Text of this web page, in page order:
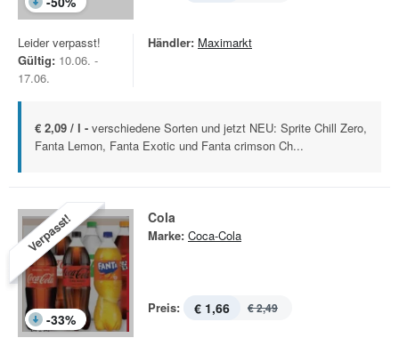
Leider verpasst!
Gültig: 10.06. -
17.06.
Händler: Maximarkt
€ 2,09 / l - verschiedene Sorten und jetzt NEU: Sprite Chill Zero,
Fanta Lemon, Fanta Exotic und Fanta crimson Ch...
Verpasst!
-33%
Cola
Marke: Coca-Cola
Preis: € 1,66 € 2,49